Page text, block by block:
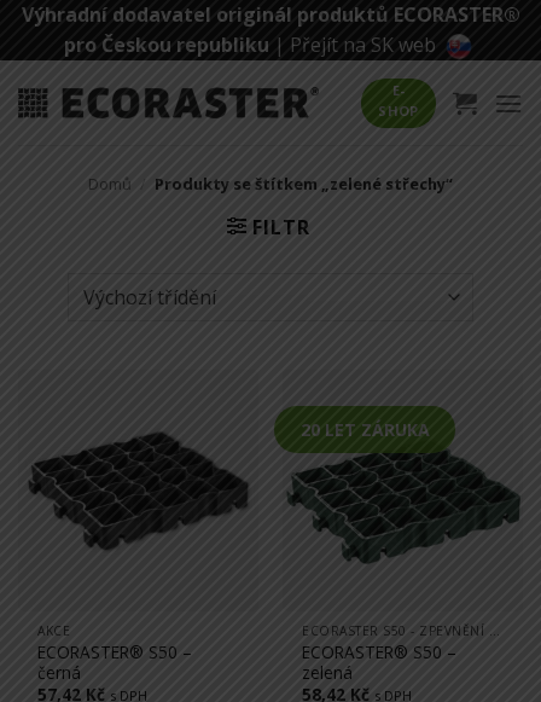
Přeskočit
Výhradní dodavatel originál produktů ECORASTER®
pro Českou republiku | Přejít na SK web
E-
SHOP
Domů / Produkty se štítkem „zelené střechy“
FILTR
AKCE
ECORASTER® S50 –
černá
57,42 Kč s DPH
20 LET ZÁRUKA
ECORASTER S50 - ZPEVNĚNÍ BŘEHŮ, SVAHŮ, PROTIEROZNÍ ÚPRAVY
ECORASTER® S50 –
zelená
58,42 Kč s DPH